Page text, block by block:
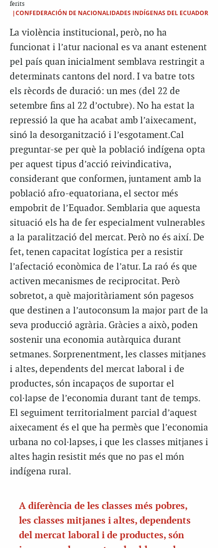
ferits
|CONFEDERACIÓN DE NACIONALIDADES INDÍGENAS DEL ECUADOR
La violència institucional, però, no ha
funcionat i l’atur nacional es va anant estenent
pel país quan inicialment semblava restringit a
determinats cantons del nord. I va batre tots
els rècords de duració: un mes (del 22 de
setembre fins al 22 d’octubre). No ha estat la
repressió la que ha acabat amb l’aixecament,
sinó la desorganització i l’esgotament.Cal
preguntar-se per què la població indígena opta
per aquest tipus d’acció reivindicativa,
considerant que conformen, juntament amb la
població afro-equatoriana, el sector més
empobrit de l’Equador. Semblaria que aquesta
situació els ha de fer especialment vulnerables
a la paralització del mercat. Però no és així. De
fet, tenen capacitat logística per a resistir
l’afectació econòmica de l’atur. La raó és que
activen mecanismes de reciprocitat. Però
sobretot, a què majoritàriament són pagesos
que destinen a l’autoconsum la major part de la
seva producció agrària. Gràcies a això, poden
sostenir una economia autàrquica durant
setmanes. Sorprenentment, les classes mitjanes
i altes, dependents del mercat laboral i de
productes, són incapaços de suportar el
col·lapse de l’economia durant tant de temps.
El seguiment territorialment parcial d’aquest
aixecament és el que ha permès que l’economia
urbana no col·lapses, i que les classes mitjanes i
altes hagin resistit més que no pas el món
indígena rural.
A diferència de les classes més pobres,
les classes mitjanes i altes, dependents
del mercat laboral i de productes, són